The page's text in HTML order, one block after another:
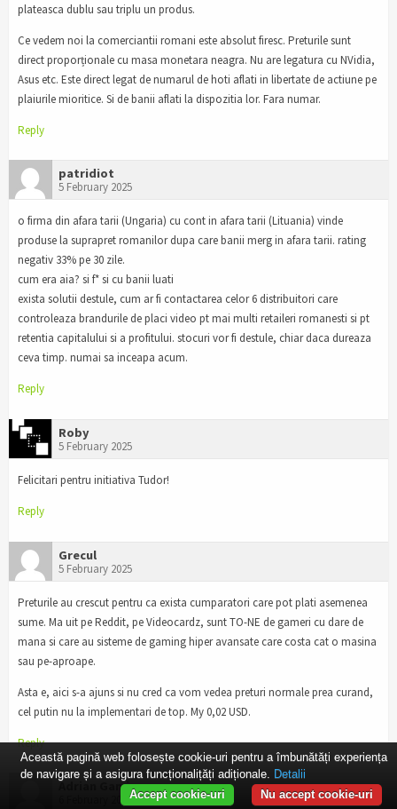
plateasca dublu sau triplu un produs.
Ce vedem noi la comerciantii romani este absolut firesc. Preturile sunt
direct proporționale cu masa monetara neagra. Nu are legatura cu NVidia,
Asus etc. Este direct legat de numarul de hoti aflati in libertate de actiune pe
plaiurile mioritice. Si de banii aflati la dispozitia lor. Fara numar.
Reply
patridiot
5 February 2025
o firma din afara tarii (Ungaria) cu cont in afara tarii (Lituania) vinde
produse la suprapret romanilor dupa care banii merg in afara tarii. rating
negativ 33% pe 30 zile.
cum era aia? si f* si cu banii luati
exista solutii destule, cum ar fi contactarea celor 6 distribuitori care
controleaza brandurile de placi video pt mai multi retaileri romanesti si pt
retentia capitalului si a profitului. stocuri vor fi destule, chiar daca dureaza
ceva timp. numai sa inceapa acum.
Reply
Roby
5 February 2025
Felicitari pentru initiativa Tudor!
Reply
Grecul
5 February 2025
Preturile au crescut pentru ca exista cumparatori care pot plati asemenea
sume. Ma uit pe Reddit, pe Videocardz, sunt TO-NE de gameri cu dare de
mana si care au sisteme de gaming hiper avansate care costa cat o masina
sau pe-aproape.
Asta e, aici s-a ajuns si nu cred ca vom vedea preturi normale prea curand,
cel putin nu la implementari de top. My 0,02 USD.
Reply
Adrian Gaming
6 February 2025
Această pagină web folosește cookie-uri pentru a îmbunătăți experiența
de navigare și a asigura funcționalițăți adiționale. Detalii
Nu accept cookie-uri
Accept cookie-uri